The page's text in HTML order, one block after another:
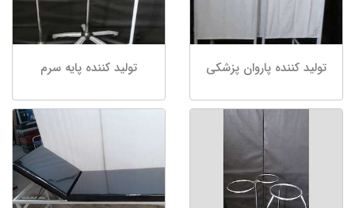
تولید کننده پاروان پزشکی تولید کننده پایه سرم